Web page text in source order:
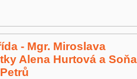
- Mgr. Miroslava
Alena Hurtová a Soňa
Petrů